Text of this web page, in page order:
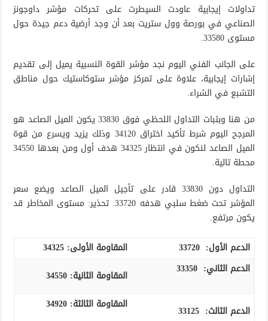
تداولات إيجابية عاودت السيطرت على تحركات مؤشر داوجونز
الصناعي في بورصة وول ستريت بعد أن وجد أرضية دعم جيدة حول
مستوى 33580.
على الجانب الفني اليوم نجد مؤشر القوة النسبية يميل إلى تقديم
إشارات إيجابية، علاوة على تمركز مؤشر ستوكاستيك حول مناطق
التشبع في الشراء.
من هنا وبثبات التداول اللحظي فوق 33830 يكون الميل الصاعد هو
المرجح اليوم شرط تأكيد اختراق 34120 وذلك يزيد ويسرع من قوة
الميل الصاعد لنكون في انتظار 34325 هدف أول ومن بعدها 34550
محطة تالية.
التداول دون 33830 قادر على تأجيل الميل الصاعد ويضع سعر
المؤشر تحت ضغط سلبي هدفه 33720. تحذير: مستوى المخاطر قد
يكون مرتفع.
الدعم الأول: 33720 المقاومة الأولى: 34325
الدعم الثاني: 33350 المقاومة الثانية: 34550
الدعم الثالث:
33125 المقاومة الثالثة: 34920